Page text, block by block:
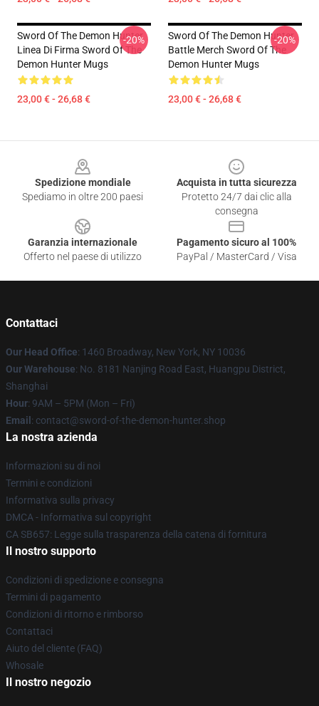
Sword Of The Demon Hunter
Linea Di Firma Sword Of The
Demon Hunter Mugs
23,00 € - 26,68 €
-20%
Sword Of The Demon Hunter
Battle Merch Sword Of The
Demon Hunter Mugs
23,00 € - 26,68 €
-20%
Spedizione mondiale
Spediamo in oltre 200 paesi
Acquista in tutta sicurezza
Protetto 24/7 dai clic alla
consegna
Garanzia internazionale
Offerto nel paese di utilizzo
Pagamento sicuro al 100%
PayPal / MasterCard / Visa
Contattaci
Our Head Office: 1460 Broadway, New York, NY 10036
Our Warehouse: No. 8181 Nanjing Road East, Huangpu District,
Shanghai
Hour: 9AM – 5PM (Mon – Fri)
Email : contact@sword-of-the-demon-hunter.shop
La nostra azienda
Informazioni su di noi
Termini e condizioni
Informativa sulla privacy
DMCA - Informativa sul copyright
CA SB657: Legge sulla trasparenza della catena di fornitura
Il nostro supporto
Condizioni di spedizione e consegna
Termini di pagamento
Condizioni di ritorno e rimborso
Contattaci
Aiuto del cliente (FAQ)
Whosale
Il nostro negozio